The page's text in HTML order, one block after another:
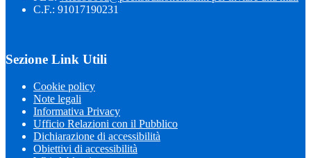
C.F.: 91017190231
Sezione Link Utili
Cookie policy
Note legali
Informativa Privacy
Ufficio Relazioni con il Pubblico
Dichiarazione di accessibilità
Obiettivi di accessibilità